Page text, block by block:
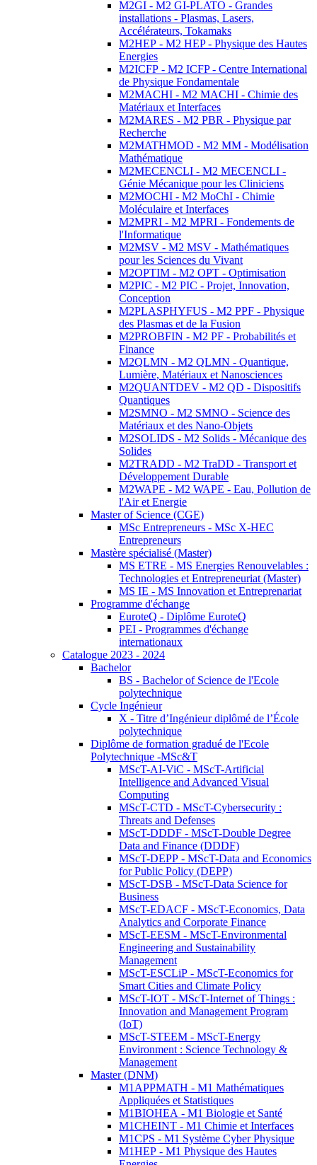
M2GI - M2 GI-PLATO - Grandes
installations - Plasmas, Lasers,
Accélérateurs, Tokamaks
M2HEP - M2 HEP - Physique des Hautes
Energies
M2ICFP - M2 ICFP - Centre International
de Physique Fondamentale
M2MACHI - M2 MACHI - Chimie des
Matériaux et Interfaces
M2MARES - M2 PBR - Physique par
Recherche
M2MATHMOD - M2 MM - Modélisation
Mathématique
M2MECENCLI - M2 MECENCLI -
Génie Mécanique pour les Cliniciens
M2MOCHI - M2 MoChI - Chimie
Moléculaire et Interfaces
M2MPRI - M2 MPRI - Fondements de
l'Informatique
M2MSV - M2 MSV - Mathématiques
pour les Sciences du Vivant
M2OPTIM - M2 OPT - Optimisation
M2PIC - M2 PIC - Projet, Innovation,
Conception
M2PLASPHYFUS - M2 PPF - Physique
des Plasmas et de la Fusion
M2PROBFIN - M2 PF - Probabilités et
Finance
M2QLMN - M2 QLMN - Quantique,
Lumière, Matériaux et Nanosciences
M2QUANTDEV - M2 QD - Dispositifs
Quantiques
M2SMNO - M2 SMNO - Science des
Matériaux et des Nano-Objets
M2SOLIDS - M2 Solids - Mécanique des
Solides
M2TRADD - M2 TraDD - Transport et
Développement Durable
M2WAPE - M2 WAPE - Eau, Pollution de
l'Air et Energie
Master of Science (CGE)
MSc Entrepreneurs - MSc X-HEC
Entrepreneurs
Mastère spécialisé (Master)
MS ETRE - MS Energies Renouvelables :
Technologies et Entrepreneuriat (Master)
MS IE - MS Innovation et Entreprenariat
Programme d'échange
EuroteQ - Diplôme EuroteQ
PEI - Programmes d'échange
internationaux
Catalogue 2023 - 2024
Bachelor
BS - Bachelor of Science de l'Ecole
polytechnique
Cycle Ingénieur
X - Titre d’Ingénieur diplômé de l’École
polytechnique
Diplôme de formation gradué de l'Ecole
Polytechnique -MSc&T
MScT-AI-ViC - MScT-Artificial
Intelligence and Advanced Visual
Computing
MScT-CTD - MScT-Cybersecurity :
Threats and Defenses
MScT-DDDF - MScT-Double Degree
Data and Finance (DDDF)
MScT-DEPP - MScT-Data and Economics
for Public Policy (DEPP)
MScT-DSB - MScT-Data Science for
Business
MScT-EDACF - MScT-Economics, Data
Analytics and Corporate Finance
MScT-EESM - MScT-Environmental
Engineering and Sustainability
Management
MScT-ESCLiP - MScT-Economics for
Smart Cities and Climate Policy
MScT-IOT - MScT-Internet of Things :
Innovation and Management Program
(IoT)
MScT-STEEM - MScT-Energy
Environment : Science Technology &
Management
Master (DNM)
M1APPMATH - M1 Mathématiques
Appliquées et Statistiques
M1BIOHEA - M1 Biologie et Santé
M1CHEINT - M1 Chimie et Interfaces
M1CPS - M1 Système Cyber Physique
M1HEP - M1 Physique des Hautes